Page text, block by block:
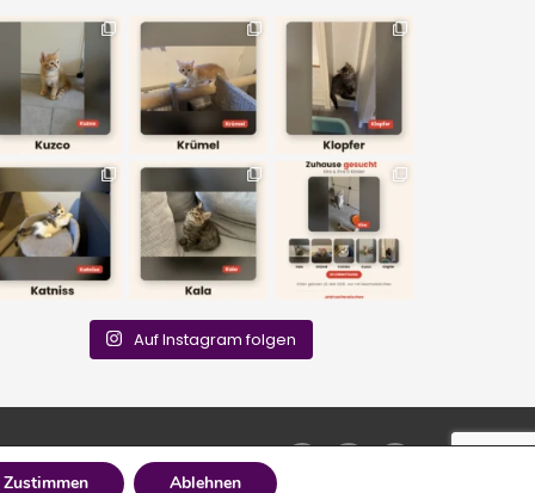
Auf Instagram folgen
Zustimmen Ablehnen